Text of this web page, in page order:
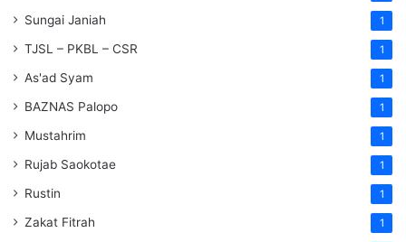
Sungai Janiah 1
TJSL – PKBL – CSR 1
As'ad Syam 1
BAZNAS Palopo 1
Mustahrim 1
Rujab Saokotae 1
Rustin 1
Zakat Fitrah 1